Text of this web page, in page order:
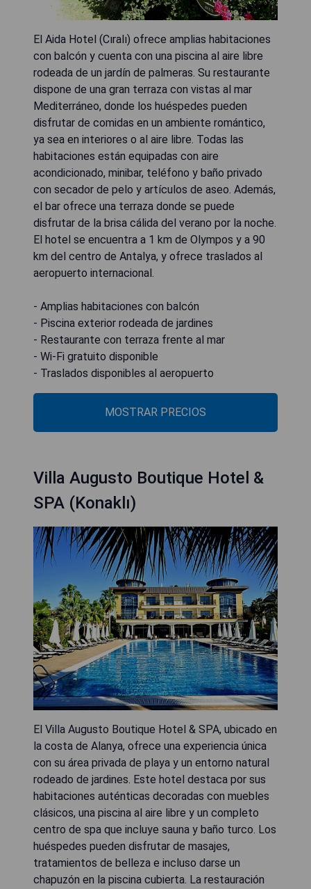
El Aida Hotel (Cıralı) ofrece amplias habitaciones
con balcón y cuenta con una piscina al aire libre
rodeada de un jardín de palmeras. Su restaurante
dispone de una gran terraza con vistas al mar
Mediterráneo, donde los huéspedes pueden
disfrutar de comidas en un ambiente romántico,
ya sea en interiores o al aire libre. Todas las
habitaciones están equipadas con aire
acondicionado, minibar, teléfono y baño privado
con secador de pelo y artículos de aseo. Además,
el bar ofrece una terraza donde se puede
disfrutar de la brisa cálida del verano por la noche.
El hotel se encuentra a 1 km de Olympos y a 90
km del centro de Antalya, y ofrece traslados al
aeropuerto internacional.
- Amplias habitaciones con balcón
- Piscina exterior rodeada de jardines
- Restaurante con terraza frente al mar
- Wi-Fi gratuito disponible
- Traslados disponibles al aeropuerto
MOSTRAR PRECIOS
Villa Augusto Boutique Hotel &
SPA (Konaklı)
El Villa Augusto Boutique Hotel & SPA, ubicado en
la costa de Alanya, ofrece una experiencia única
con su área privada de playa y un entorno natural
rodeado de jardines. Este hotel destaca por sus
habitaciones auténticas decoradas con muebles
clásicos, una piscina al aire libre y un completo
centro de spa que incluye sauna y baño turco. Los
huéspedes pueden disfrutar de masajes,
tratamientos de belleza e incluso darse un
chapuzón en la piscina cubierta. La restauración